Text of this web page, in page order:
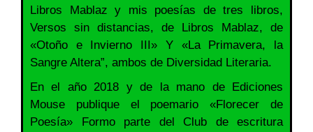
Libros Mablaz y mis poesías de tres libros,
Versos sin distancias, de Libros Mablaz, de
«Otoño e Invierno III» Y «La Primavera, la
Sangre Altera”, ambos de Diversidad Literaria.
En el año 2018 y de la mano de Ediciones
Mouse publique el poemario «Florecer de
Poesía» Formo parte del Club de escritura